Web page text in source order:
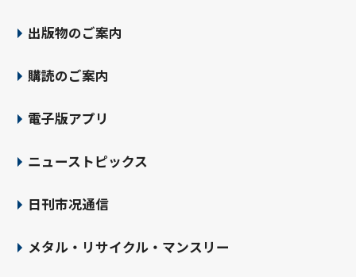
出版物のご案内
購読のご案内
電子版アプリ
ニューストピックス
日刊市况通信
メタル・リサイクル・マンスリー